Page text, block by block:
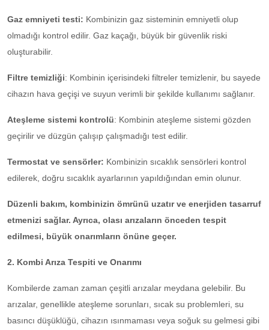
Gaz emniyeti testi: Kombinizin gaz sisteminin emniyetli olup
olmadığı kontrol edilir. Gaz kaçağı, büyük bir güvenlik riski
oluşturabilir.
Filtre temizliği: Kombinin içerisindeki filtreler temizlenir, bu sayede
cihazın hava geçişi ve suyun verimli bir şekilde kullanımı sağlanır.
Ateşleme sistemi kontrolü: Kombinin ateşleme sistemi gözden
geçirilir ve düzgün çalışıp çalışmadığı test edilir.
Termostat ve sensörler: Kombinizin sıcaklık sensörleri kontrol
edilerek, doğru sıcaklık ayarlarının yapıldığından emin olunur.
Düzenli bakım, kombinizin ömrünü uzatır ve enerjiden tasarruf
etmenizi sağlar. Ayrıca, olası arızaların önceden tespit
edilmesi, büyük onarımların önüne geçer.
2. Kombi Arıza Tespiti ve Onarımı
Kombilerde zaman zaman çeşitli arızalar meydana gelebilir. Bu
arızalar, genellikle ateşleme sorunları, sıcak su problemleri, su
basıncı düşüklüğü, cihazın ısınmaması veya soğuk su gelmesi gibi